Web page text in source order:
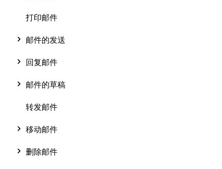
打印邮件
邮件的发送
回复邮件
邮件的草稿
转发邮件
移动邮件
删除邮件